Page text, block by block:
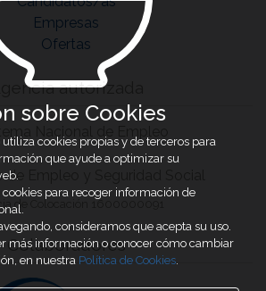
Empresas
Ofertas
autorizada
de Colocación 1600000091
Colaboradores
sobre Cookies
utiliza cookies propias y de terceros para
que ayude a optimizar su
cookies para recoger información de
consideramos que acepta su uso.
más información o conocer cómo cambiar
en nuestra Política de Cookies.